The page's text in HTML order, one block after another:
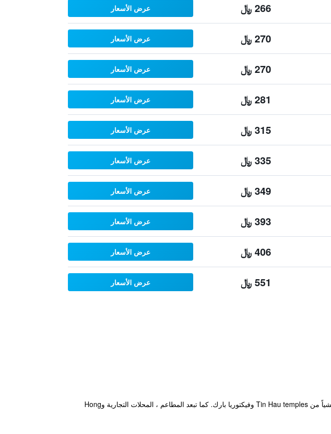
266 ﷼ عرض الأسعار
270 ﷼ عرض الأسعار
270 ﷼ عرض الأسعار
281 ﷼ عرض الأسعار
315 ﷼ عرض الأسعار
335 ﷼ عرض الأسعار
349 ﷼ عرض الأسعار
393 ﷼ عرض الأسعار
406 ﷼ عرض الأسعار
551 ﷼ عرض الأسعار
إن هذا الفندق المصنف 4 نجوم يوجد في منطقة North Point على بعد عشر دقائق مشياً من Tin Hau temples وفيكتوريا بارك. كما تبعد المطاعم ، المحلات التجارية وHong